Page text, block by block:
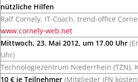
nützliche Hilfen
Ralf Cornely, IT-Coach, trend-office
www.cornely-web.net
Mittwoch, 23. Mai 2012, um 17.00 Uhr
Uhr)
Technologiezentrum Niederrhein (TZN),
10 € je Teilnehmer (Mitglieder IFN